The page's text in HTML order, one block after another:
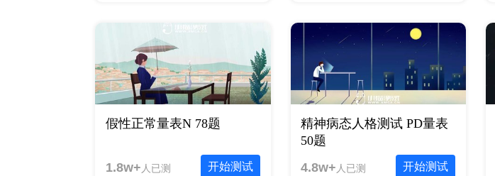
假性正常量表N 78题
开始测试
1.8w+ 人已测
精神病态人格测试 PD量表
50题
开始测试
4.8w+ 人已测